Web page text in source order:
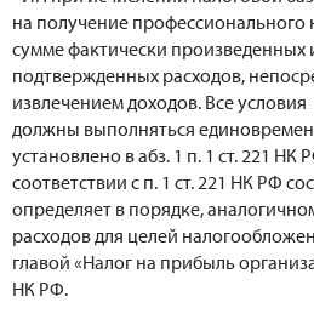
на получение профессионального
сумме фактически произведенных
подтвержденных расходов,
извлечением доходов. Все
должны выполняться
установлено в абз. 1 п. 1 ст. 221 НК
соответствии с п. 1 ст. 221 НК РФ
определяет в порядке,
расходов для целей
главой «Налог на прибыль
НК РФ.